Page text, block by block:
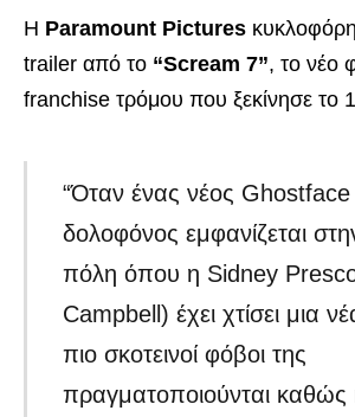
Η Paramount Pictures
trailer από το “Scream 7”, το νέο
franchise τρόμου που ξεκίνησε το
“Όταν ένας νέος Ghostface
δολοφόνος εμφανίζεται
πόλη όπου η Sidney
Campbell) έχει χτίσει μια
πιο σκοτεινοί φόβοι της
πραγματοποιούνται καθώς